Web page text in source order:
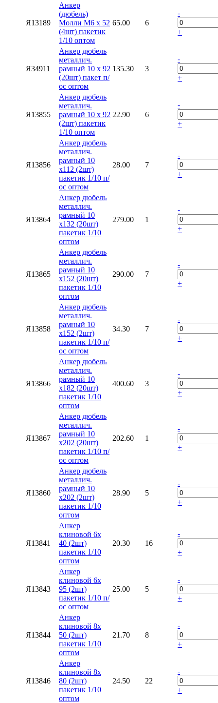
Я13189
Анкер
(дюбель)
Молли М6 х 52
(4шт) пакетик
1/10 оптом
65.00 6
-
+
Я34911
Анкер дюбель
металлич.
рамный 10 х 92
(20шт) пакет п/
ос оптом
135.30 3
-
+
Я13855
Анкер дюбель
металлич.
рамный 10 х 92
(2шт) пакетик
1/10 оптом
22.90 6
-
+
Я13856
Анкер дюбель
металлич.
рамный 10
х112 (2шт)
пакетик 1/10 п/
ос оптом
28.00 7
-
+
Я13864
Анкер дюбель
металлич.
рамный 10
х132 (20шт)
пакетик 1/10
оптом
279.00 1
-
+
Я13865
Анкер дюбель
металлич.
рамный 10
х152 (20шт)
пакетик 1/10
оптом
290.00 7
-
+
Я13858
Анкер дюбель
металлич.
рамный 10
х152 (2шт)
пакетик 1/10 п/
ос оптом
34.30 7
-
+
Я13866
Анкер дюбель
металлич.
рамный 10
х182 (20шт)
пакетик 1/10
оптом
400.60 3
-
+
Я13867
Анкер дюбель
металлич.
рамный 10
х202 (20шт)
пакетик 1/10 п/
ос оптом
202.60 1
-
+
Я13860
Анкер дюбель
металлич.
рамный 10
х202 (2шт)
пакетик 1/10
оптом
28.90 5
-
+
Я13841
Анкер
клиновой 6х
40 (2шт)
пакетик 1/10
оптом
20.30 16
-
+
Я13843
Анкер
клиновой 6х
95 (2шт)
пакетик 1/10 п/
ос оптом
25.00 5
-
+
Я13844
Анкер
клиновой 8х
50 (2шт)
пакетик 1/10
оптом
21.70 8
-
+
Я13846
Анкер
клиновой 8х
80 (2шт)
пакетик 1/10
оптом
24.50 22
-
+